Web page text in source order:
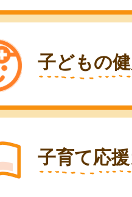
子どもの
子育て応